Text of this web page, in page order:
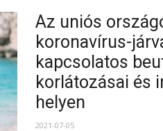
Az uniós
koronavírus-
kapcsolatos
korlátozásai és
helyen
2021-07-05